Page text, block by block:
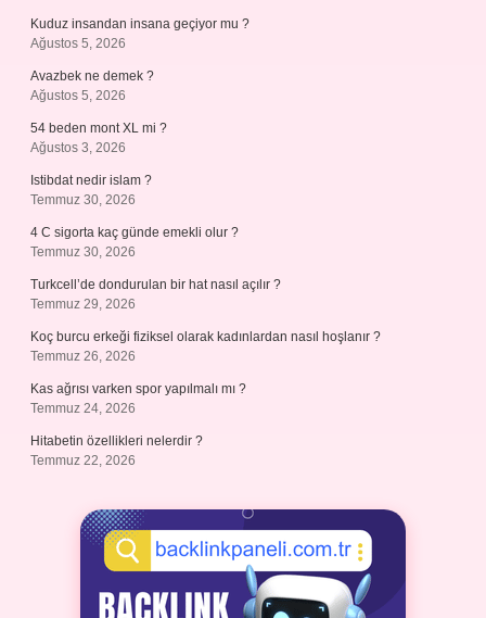
Kuduz insandan insana geçiyor mu ?
Ağustos 5, 2026
Avazbek ne demek ?
Ağustos 5, 2026
54 beden mont XL mi ?
Ağustos 3, 2026
Istibdat nedir islam ?
Temmuz 30, 2026
4 C sigorta kaç günde emekli olur ?
Temmuz 30, 2026
Turkcell’de dondurulan bir hat nasıl açılır ?
Temmuz 29, 2026
Koç burcu erkeği fiziksel olarak kadınlardan nasıl hoşlanır ?
Temmuz 26, 2026
Kas ağrısı varken spor yapılmalı mı ?
Temmuz 24, 2026
Hitabetin özellikleri nelerdir ?
Temmuz 22, 2026